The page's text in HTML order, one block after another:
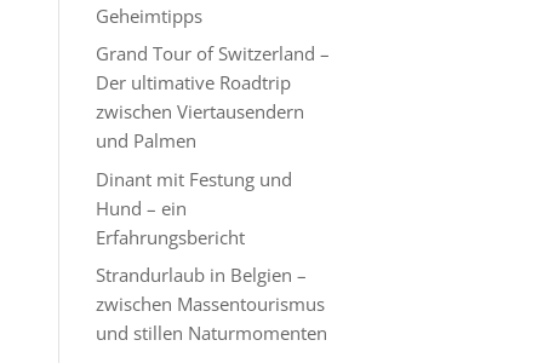
Geheimtipps
Grand Tour of Switzerland –
Der ultimative Roadtrip
zwischen Viertausendern
und Palmen
Dinant mit Festung und
Hund – ein
Erfahrungsbericht
Strandurlaub in Belgien –
zwischen Massentourismus
und stillen Naturmomenten